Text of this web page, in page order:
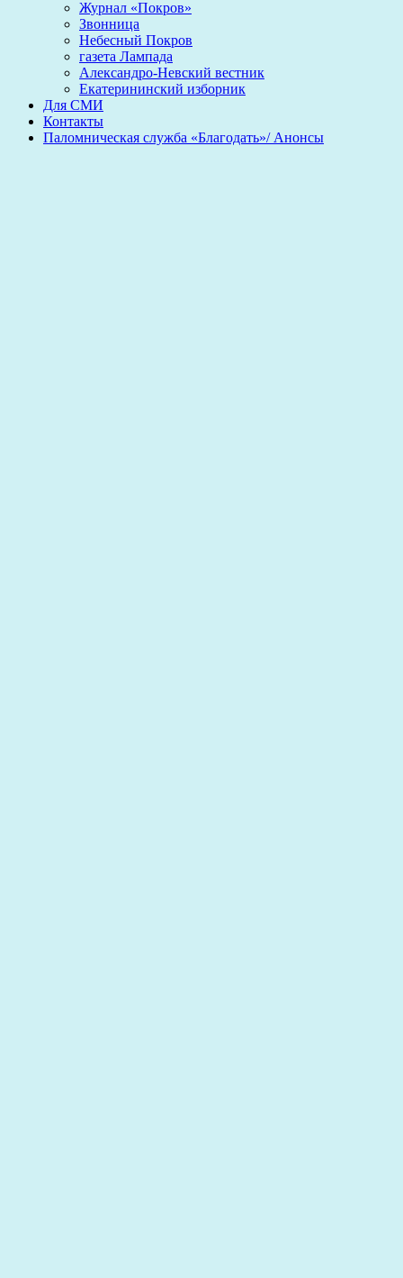
Журнал «Покров»
Звонница
Небесный Покров
газета Лампада
Александро-Невский вестник
Екатерининский изборник
Для СМИ
Контакты
Паломническая служба «Благодать»/ Анонсы